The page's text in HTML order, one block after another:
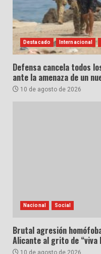
Destacado Internacional
Defensa cancela todos
ante la amenaza de un
10 de agosto de 2026
Nacional Social
Brutal agresión
Alicante al grito de “viva
10 de agosto de 2026